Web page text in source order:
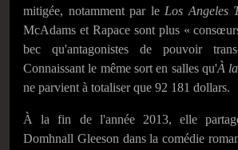
mitigée, notamment par le Los Angeles
McAdams et Rapace sont plus «
bec qu'antagonistes de pouvoir
Connaissant le même sort en salles qu'À
ne parvient à totaliser que 92 181 dollars.
À la fin de l'année 2013, elle
Domhnall Gleeson dans la comédie